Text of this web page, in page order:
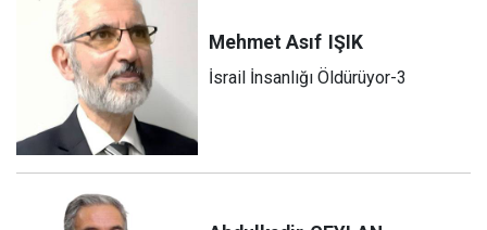
Mehmet Asıf IŞIK
İsrail İnsanlığı Öldürüyor-3